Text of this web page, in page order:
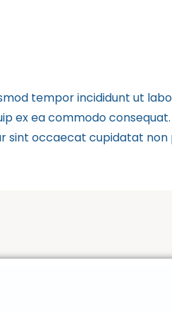
tempor incididunt ut
ex ea commodo
sint occaecat cupidatat non